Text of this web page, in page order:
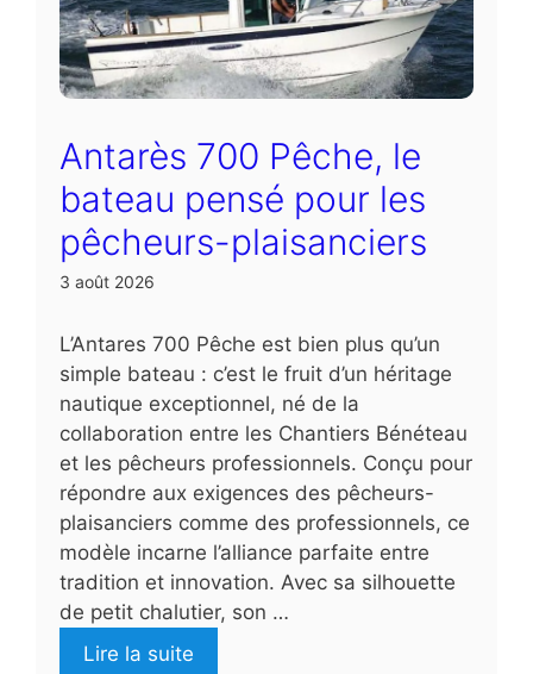
Antarès 700 Pêche, le
bateau pensé pour les
pêcheurs-plaisanciers
3 août 2026
L’Antares 700 Pêche est bien plus qu’un
simple bateau : c’est le fruit d’un héritage
nautique exceptionnel, né de la
collaboration entre les Chantiers Bénéteau
et les pêcheurs professionnels. Conçu pour
répondre aux exigences des pêcheurs-
plaisanciers comme des professionnels, ce
modèle incarne l’alliance parfaite entre
tradition et innovation. Avec sa silhouette
de petit chalutier, son …
Lire la suite